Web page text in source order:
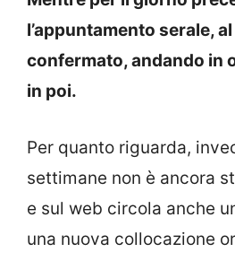
l’appuntamento serale,
confermato, andando in
in poi.
Per quanto riguarda,
settimane non è ancora
e sul web circola anche
una nuova collocazione